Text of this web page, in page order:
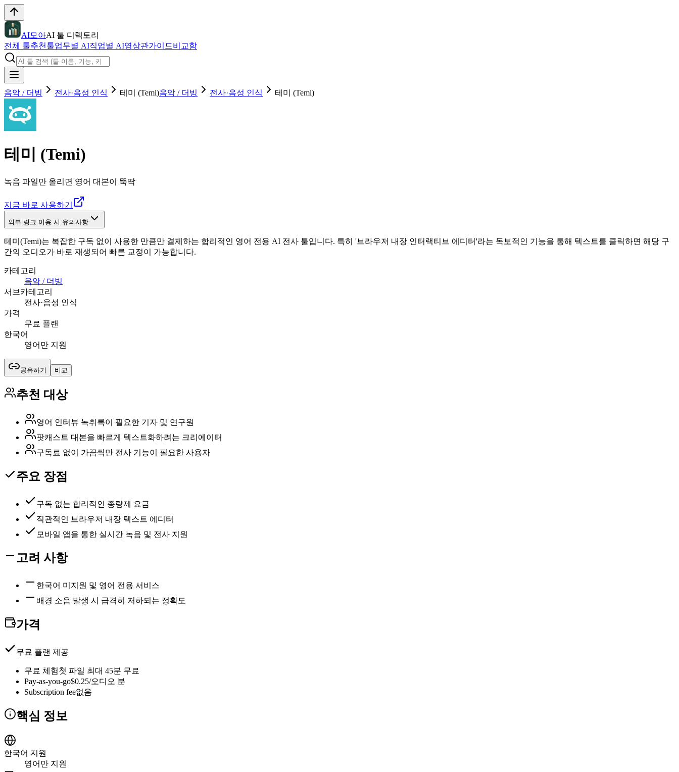
AI모아AI 툴 디렉토리
전체 툴추천툴업무별 AI직업별 AI영상관가이드비교함
음악 / 더빙 전사·음성 인식 테미 (Temi)음악 / 더빙 전사·음성 인식 테미 (Temi)
테미 (Temi)
녹음 파일만 올리면 영어 대본이 뚝딱
지금 바로 사용하기
외부 링크 이용 시 유의사항
테미(Temi)는 복잡한 구독 없이 사용한 만큼만 결제하는 합리적인 영어 전용 AI 전사 툴입니다. 특히 '브라우저 내장 인터랙티브 에디터'라는 독보적인 기능을 통해 텍스트를 클릭하면 해당 구
간의 오디오가 바로 재생되어 빠른 교정이 가능합니다.
카테고리
음악 / 더빙
서브카테고리
전사·음성 인식
가격
무료 플랜
한국어
영어만 지원
공유하기 비교
추천 대상
영어 인터뷰 녹취록이 필요한 기자 및 연구원
팟캐스트 대본을 빠르게 텍스트화하려는 크리에이터
구독료 없이 가끔씩만 전사 기능이 필요한 사용자
주요 장점
구독 없는 합리적인 종량제 요금
직관적인 브라우저 내장 텍스트 에디터
모바일 앱을 통한 실시간 녹음 및 전사 지원
고려 사항
한국어 미지원 및 영어 전용 서비스
배경 소음 발생 시 급격히 저하되는 정확도
가격
무료 플랜 제공
무료 체험첫 파일 최대 45분 무료
Pay-as-you-go$0.25/오디오 분
Subscription fee없음
핵심 정보
한국어 지원
영어만 지원